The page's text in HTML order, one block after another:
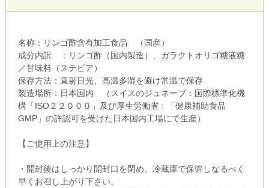
名称：リンゴ酢含有加工食品 （国産）
成分内訳 ：リンゴ酢（国内製造）、ガラクトオリゴ糖液糖
／甘味料（ステビア）
保存方法：直射日光、高温多湿を避け常温で保存
製造場所：日本国内 （スイスのジュネーブ：国際標準化機
構「ISO２２０００」及び厚生労働省：「健康補助食品
GMP」の許認可を受けた日本国内工場にて生産）
【ご使用上の注意】
・開封後はしっかり開封口を閉め、冷蔵庫で保管しなるべく
早くお召し上がり下さい。